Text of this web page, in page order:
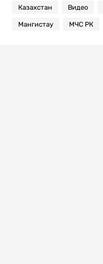
Казахстан Видео
Мангистау МЧС РК